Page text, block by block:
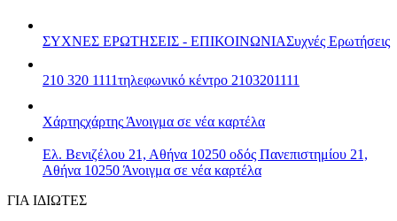
ΣΥΧΝΕΣ ΕΡΩΤΗΣΕΙΣ - ΕΠΙΚΟΙΝΩΝΙΑΣυχνές Ερωτήσεις
210 320 1111τηλεφωνικό κέντρο 2103201111
Χάρτηςχάρτης Άνοιγμα σε νέα καρτέλα
Ελ. Βενιζέλου 21, Αθήνα 10250 οδός Πανεπιστημίου 21,
Αθήνα 10250 Άνοιγμα σε νέα καρτέλα
ΓΙΑ ΙΔΙΩΤΕΣ